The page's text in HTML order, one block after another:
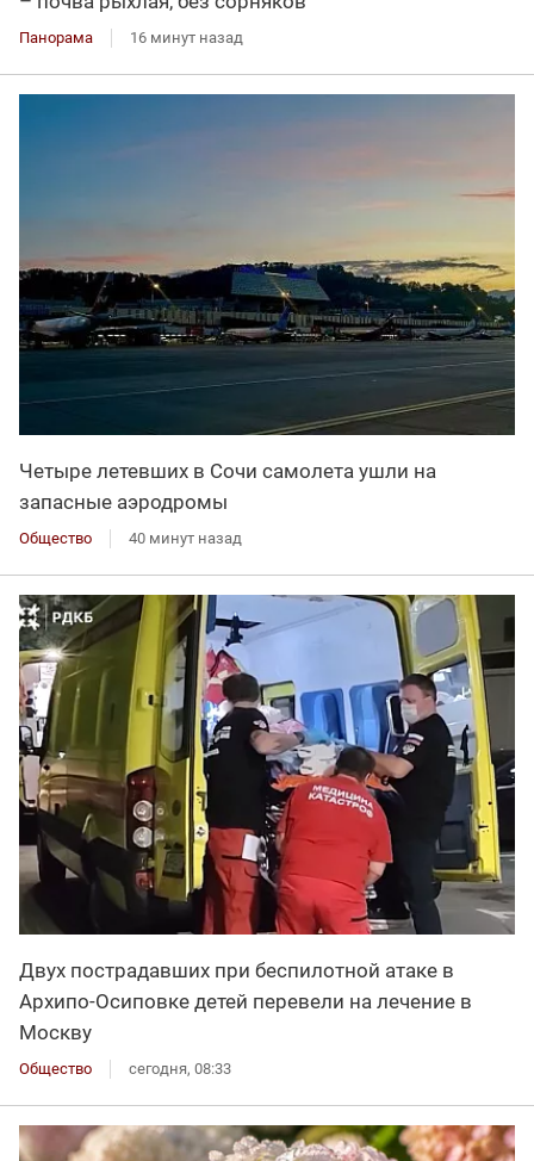
Панорама 16 минут назад
Четыре летевших в Сочи самолета ушли на
запасные аэродромы
Общество 40 минут назад
Двух пострадавших при беспилотной атаке в
Архипо-Осиповке детей перевели на лечение в
Москву
Общество сегодня, 08:33